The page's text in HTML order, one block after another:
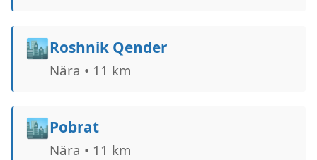
🏙️Roshnik Qender
Nära • 11 km
🏙️Pobrat
Nära • 11 km